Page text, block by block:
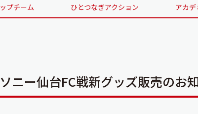
プチーム ひとつなぎアクション アカデ
ニー仙台FC戦新グッズ販売のお